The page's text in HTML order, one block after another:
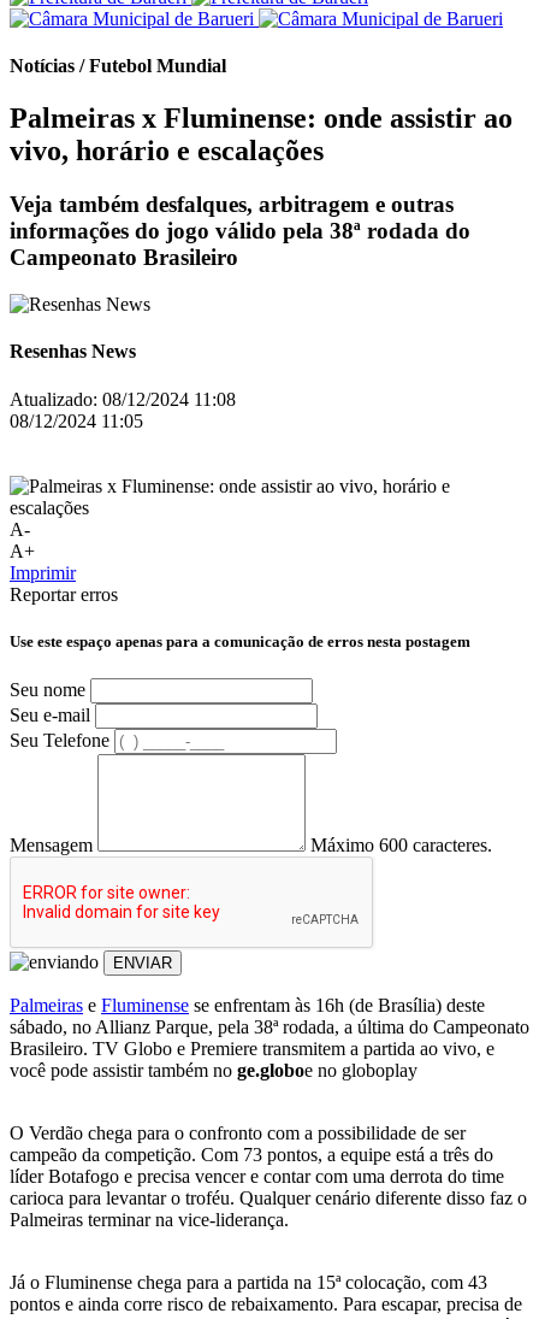
Notícias / Futebol Mundial
Palmeiras x Fluminense: onde assistir ao
vivo, horário e escalações
Veja também desfalques, arbitragem e outras
informações do jogo válido pela 38ª rodada do
Campeonato Brasileiro
Resenhas News
Atualizado: 08/12/2024 11:08
08/12/2024 11:05
A-
A+
Imprimir
Reportar erros
Use este espaço apenas para a comunicação de erros nesta postagem
Seu nome
Seu e-mail
Seu Telefone
Mensagem Máximo 600 caracteres.
ENVIAR
Palmeiras e Fluminense se enfrentam às 16h (de Brasília) deste
sábado, no Allianz Parque, pela 38ª rodada, a última do Campeonato
Brasileiro. TV Globo e Premiere transmitem a partida ao vivo, e
você pode assistir também no ge.globoe no globoplay
O Verdão chega para o confronto com a possibilidade de ser
campeão da competição. Com 73 pontos, a equipe está a três do
líder Botafogo e precisa vencer e contar com uma derrota do time
carioca para levantar o troféu. Qualquer cenário diferente disso faz o
Palmeiras terminar na vice-liderança.
Já o Fluminense chega para a partida na 15ª colocação, com 43
pontos e ainda corre risco de rebaixamento. Para escapar, precisa de